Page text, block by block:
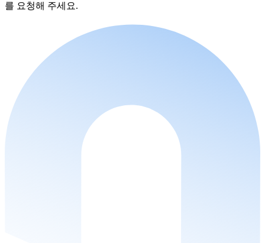
를 요청해 주세요.